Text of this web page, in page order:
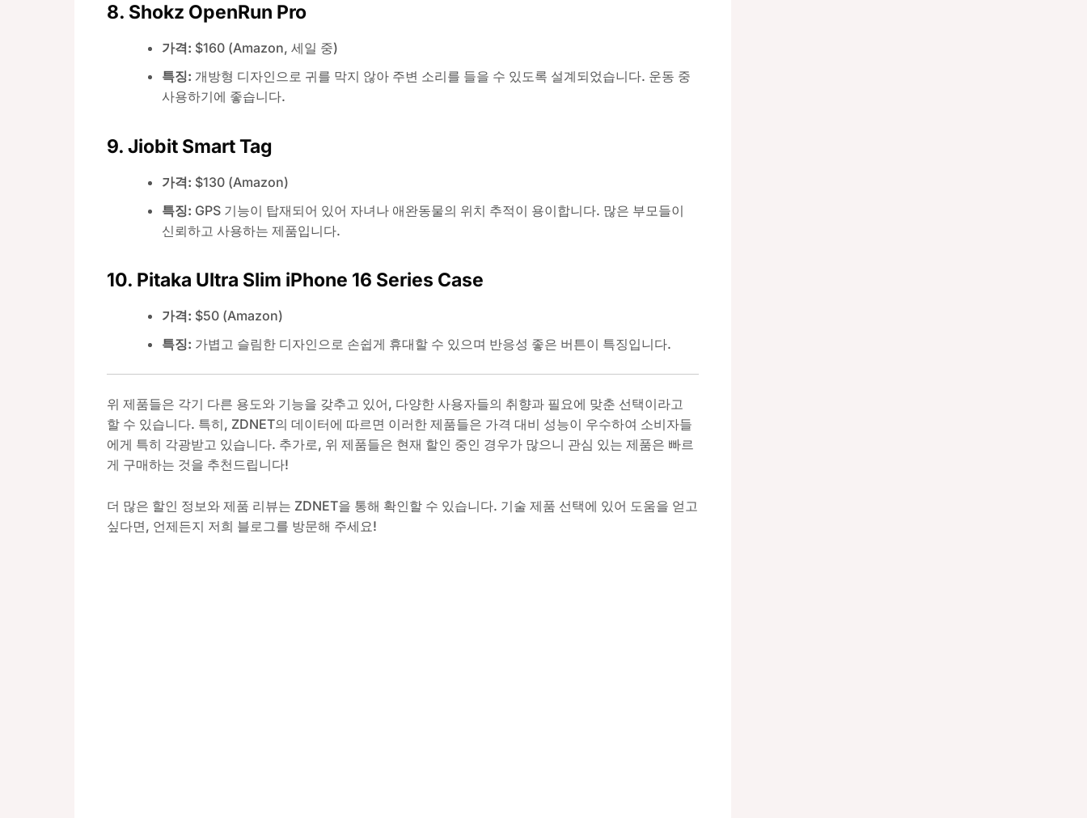
8. Shokz OpenRun Pro
가격: $160 (Amazon, 세일 중)
특징: 개방형 디자인으로 귀를 막지 않아 주변 소리를 들을 수 있도록 설계되었습니다. 운동 중
사용하기에 좋습니다.
9. Jiobit Smart Tag
가격: $130 (Amazon)
특징: GPS 기능이 탑재되어 있어 자녀나 애완동물의 위치 추적이 용이합니다. 많은 부모들이
신뢰하고 사용하는 제품입니다.
10. Pitaka Ultra Slim iPhone 16 Series Case
가격: $50 (Amazon)
특징: 가볍고 슬림한 디자인으로 손쉽게 휴대할 수 있으며 반응성 좋은 버튼이 특징입니다.
위 제품들은 각기 다른 용도와 기능을 갖추고 있어, 다양한 사용자들의 취향과 필요에 맞춘 선택이라고
할 수 있습니다. 특히, ZDNET의 데이터에 따르면 이러한 제품들은 가격 대비 성능이 우수하여 소비자들
에게 특히 각광받고 있습니다. 추가로, 위 제품들은 현재 할인 중인 경우가 많으니 관심 있는 제품은 빠르
게 구매하는 것을 추천드립니다!
더 많은 할인 정보와 제품 리뷰는 ZDNET을 통해 확인할 수 있습니다. 기술 제품 선택에 있어 도움을 얻고
싶다면, 언제든지 저희 블로그를 방문해 주세요!